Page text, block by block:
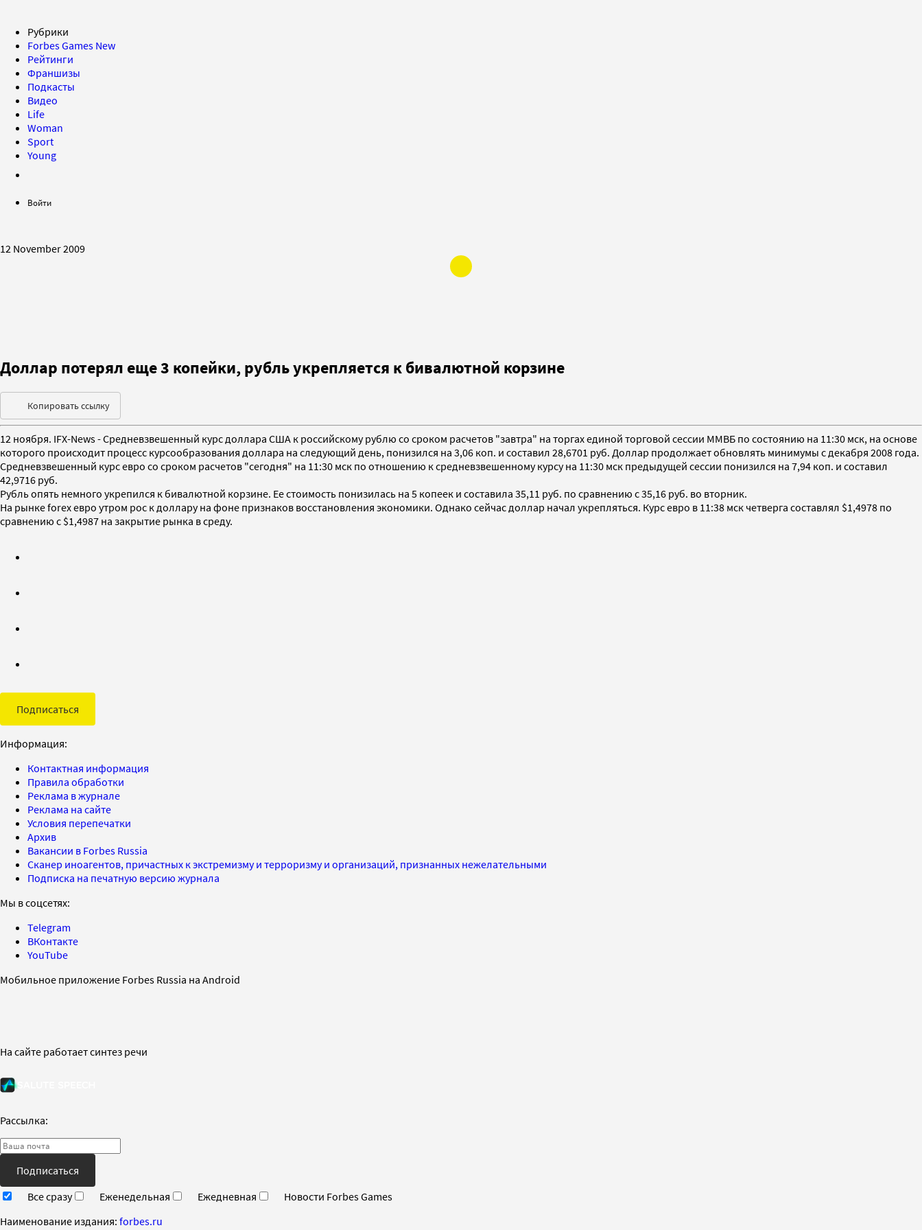
Рубрики
Forbes Games New
Рейтинги
Франшизы
Подкасты
Видео
Life
Woman
Sport
Young
Войти
12 November 2009
Доллар потерял еще 3 копейки, рубль укрепляется к бивалютной корзине
Копировать ссылку
12 ноября. IFX-News - Средневзвешенный курс доллара США к российскому рублю со сроком расчетов "завтра" на торгах единой торговой сессии ММВБ по состоянию на 11:30 мск, на основе
которого происходит процесс курсообразования доллара на следующий день, понизился на 3,06 коп. и составил 28,6701 руб. Доллар продолжает обновлять минимумы с декабря 2008 года.
Средневзвешенный курс евро со сроком расчетов "сегодня" на 11:30 мск по отношению к средневзвешенному курсу на 11:30 мск предыдущей сессии понизился на 7,94 коп. и составил
42,9716 руб.
Рубль опять немного укрепился к бивалютной корзине. Ее стоимость понизилась на 5 копеек и составила 35,11 руб. по сравнению с 35,16 руб. во вторник.
На рынке forex евро утром рос к доллару на фоне признаков восстановления экономики. Однако сейчас доллар начал укрепляться. Курс евро в 11:38 мск четверга составлял $1,4978 по
сравнению с $1,4987 на закрытие рынка в среду.
Подписаться
Информация:
Контактная информация
Правила обработки
Реклама в журнале
Реклама на сайте
Условия перепечатки
Архив
Вакансии в Forbes Russia
Сканер иноагентов, причастных к экстремизму и терроризму и организаций, признанных нежелательными
Подписка на печатную версию журнала
Мы в соцсетях:
Telegram
ВКонтакте
YouTube
Мобильное приложение Forbes Russia на Android
На сайте работает синтез речи
Рассылка:
Подписаться
Все сразу
Еженедельная Ежедневная
Новости Forbes Games
Наименование издания: forbes.ru